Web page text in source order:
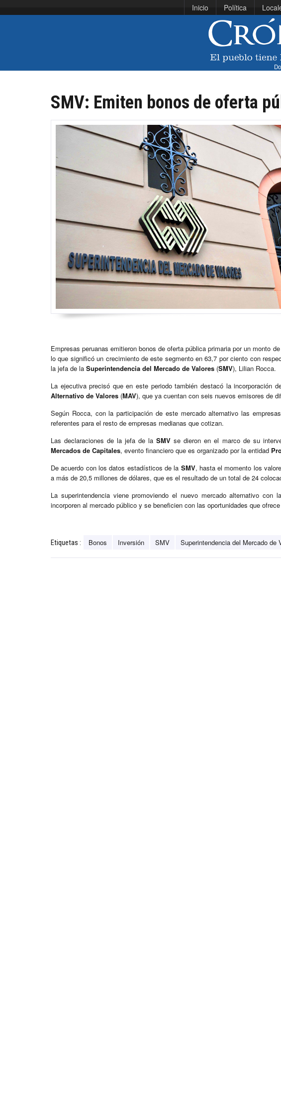
Inicio Política
SMV: Emiten bonos de oferta
Empresas peruanas emitieron bonos de oferta pública primaria por un monto
lo que significó un crecimiento de este segmento en 63,7 por ciento con
la jefa de la Superintendencia del Mercado de Valores (SMV), Lilian Rocca.
La ejecutiva precisó que en este periodo también destacó la incorporación
Alternativo de Valores (MAV), que ya cuentan con seis nuevos emisores de
Según Rocca, con la participación de este mercado alternativo las
referentes para el resto de empresas medianas que cotizan.
Las declaraciones de la jefa de laSMV se dieron en el marco de su
Mercados de Capitales, evento financiero que es organizado por la entidad
De acuerdo con los datos estadísticos de la SMV, hasta el momento los
a más de 20,5 millones de dólares, que es el resultado de un total de 24
La superintendencia viene promoviendo el nuevo mercado alternativo
incorporen al mercado público y se beneficien con las oportunidades que
Etiquetas : Bonos Inversión SMV Superintendencia del Mercado de